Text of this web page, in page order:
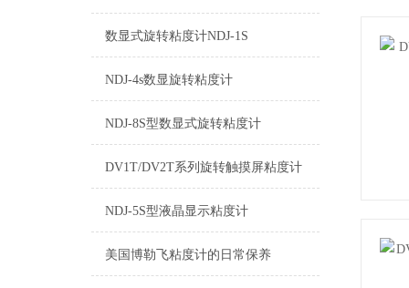
数显式旋转粘度计NDJ-1S
NDJ-4s数显旋转粘度计
NDJ-8S型数显式旋转粘度计
DV1T/DV2T系列旋转触摸屏粘度计
NDJ-5S型液晶显示粘度计
美国博勒飞粘度计的日常保养